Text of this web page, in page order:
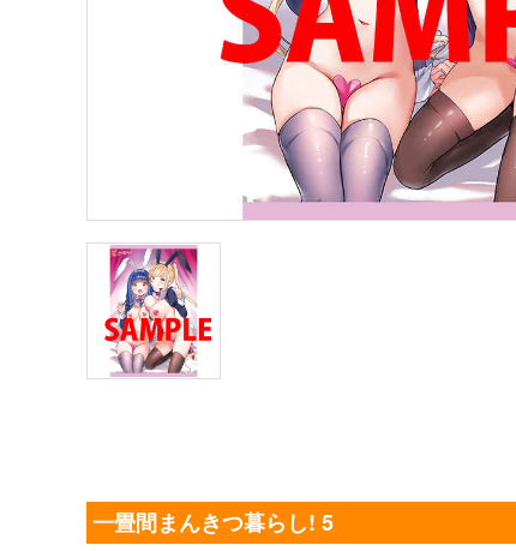
一畳間まんきつ暮らし! 5